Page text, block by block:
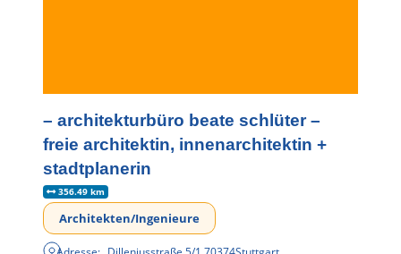
– architekturbüro beate schlüter –
freie architektin, innenarchitektin +
stadtplanerin
356.49 km
Architekten/Ingenieure